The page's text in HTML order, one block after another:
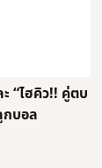
“ไฮคิว!! คู่ตบ
กบอล